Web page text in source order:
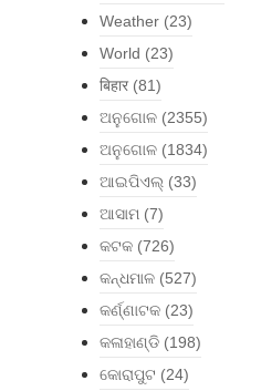
Weather (23)
World (23)
बिहार (81)
ଅନୁଗୋଳ (2355)
ଅନୁଗୋଳ (1834)
ଆଇପିଏଲ୍ (33)
ଆସାମ (7)
କଟକ (726)
କନ୍ଧମାଳ (527)
କର୍ଣ୍ଣାଟକ (23)
କଳାହାଣ୍ଡି (198)
କୋରାପୁଟ (24)